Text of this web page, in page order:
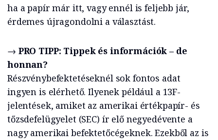
ha a papír már itt, vagy ennél is feljebb jár,
érdemes újragondolni a választást.
→ PRO TIPP: Tippek és információk – de
honnan?
Részvénybefektetéseknél sok fontos adat
ingyen is elérhető. Ilyenek például a 13F-
jelentések, amiket az amerikai értékpapír- és
tőzsdefelügyelet (SEC) ír elő negyedévente a
nagy amerikai befektetőcégeknek. Ezekből az is